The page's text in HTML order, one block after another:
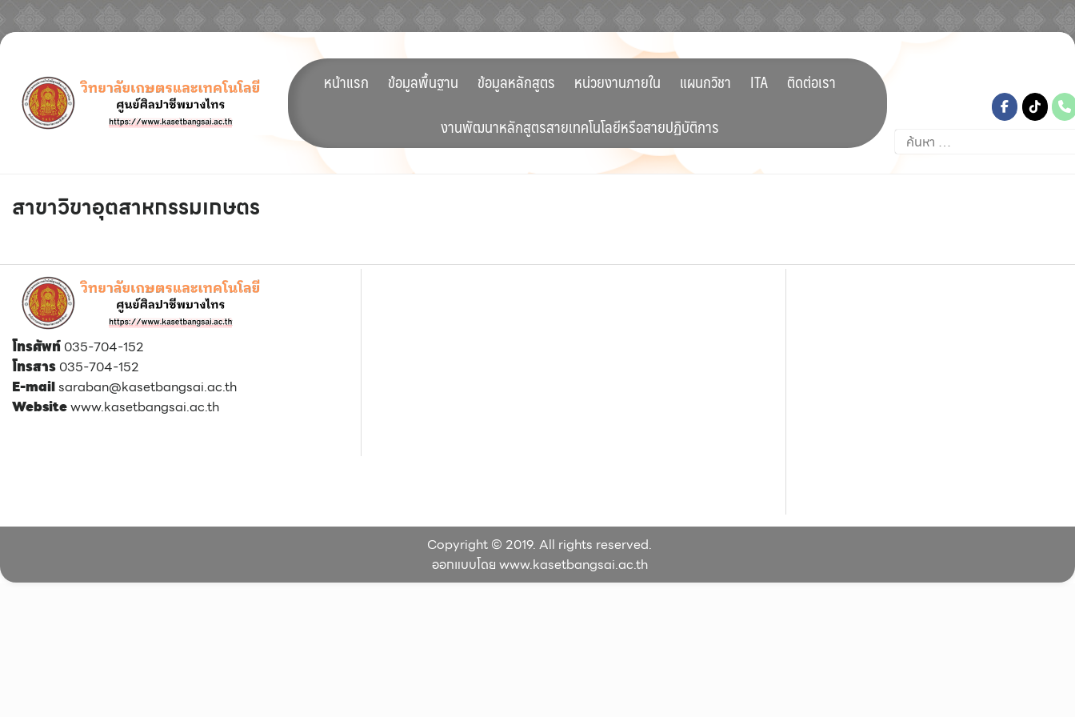
Skip
content
หน้าแรก ข้อมูลพื้นฐาน ข้อมูลหลักสูตร หน่วยงานภายใน แผนกวิชา ITA
ติดต่อเรา
งานพัฒนาหลักสูตรสายเทคโนโลยีหรือสายปฏิบัติการ
ค้นหา
สำหรับ:
สาขาวิขาอุตสาหกรรมเกษตร
โทรศัพท์ 035-704-152
โทรสาร 035-704-152
E-mailsaraban@kasetbangsai.ac.th
Websitewww.kasetbangsai.ac.th
Copyright © 2019. All rights reserved.
ออกแบบโดย www.kasetbangsai.ac.th